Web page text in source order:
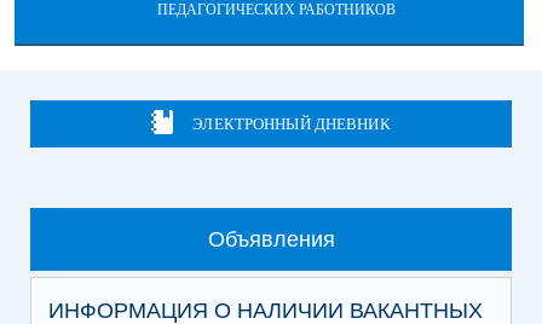
ПЕДАГОГИЧЕСКИХ РАБОТНИКОВ
ЭЛЕКТРОННЫЙ ДНЕВНИК
Объявления
ИНФОРМАЦИЯ О НАЛИЧИИ ВАКАНТНЫХ